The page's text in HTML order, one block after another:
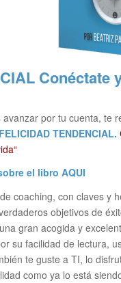
Conéctate
por tu cuenta, te
TENDENCIAL.
el libro AQUI
coaching, con claves y
objetivos de
gran acogida y
su facilidad de lectura,
te guste a TI, lo
como ya lo está